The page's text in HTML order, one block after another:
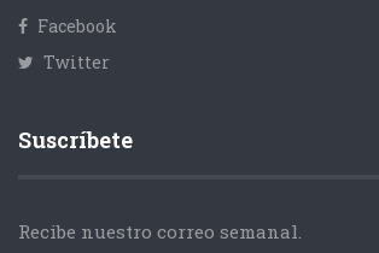
Facebook
Twitter
Suscríbete
Recibe nuestro correo semanal.